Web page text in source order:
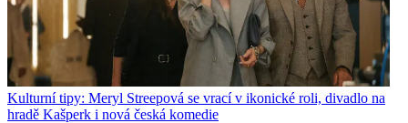
Kulturní tipy: Meryl Streepová se vrací v ikonické roli, divadlo na
hradě Kašperk i nová česká komedie